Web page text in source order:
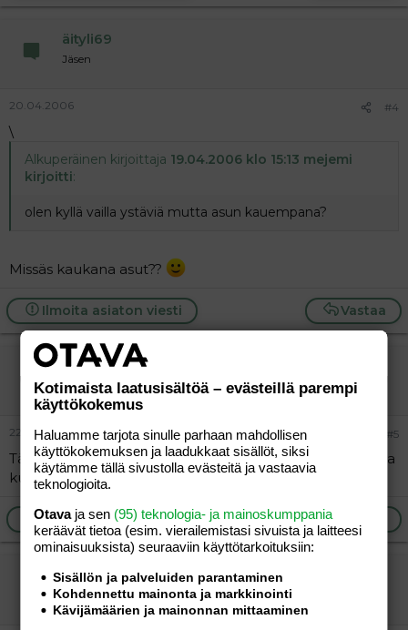
äityli69
Jäsen
20.04.2006 #4
\
Alkuperäinen kirjoittaja 19.04.2006 klo 15:13 mejemi
kirjoitti:
olen kyllä vailla ystäviä mutta asun kauempana?
Missäs kaukana asut??
Vastaa
Ilmoita asiaton viesti
äippäliini-82
Jäsen
22.04.2006 #5
Täällä yks äippä tuusniemeltä. tyttö 1v8kk ja itse 24v. kiva
kun on muitakin palstailijoita täältä!!
Ilmoita asiaton viesti
Mutsi90
Uusi jäsen
Kotimaista laatusisältöä – evästeillä parempi
käyttökokemus
Haluamme tarjota sinulle parhaan mahdollisen
käyttökokemuksen ja laadukkaat sisällöt, siksi
käytämme tällä sivustolla evästeitä ja vastaavia
teknologioita.
Otavaja sen (95) teknologia- ja mainoskumppania
keräävät tietoa (esim. vierailemis­tasi sivuista ja laitteesi
ominaisuuk­sista) seuraaviin käyttötarkoituksiin:
Sisällön ja palveluiden parantaminen
Kohdennettu mainonta ja markkinointi
Kävijämäärien ja mainonnan mittaaminen